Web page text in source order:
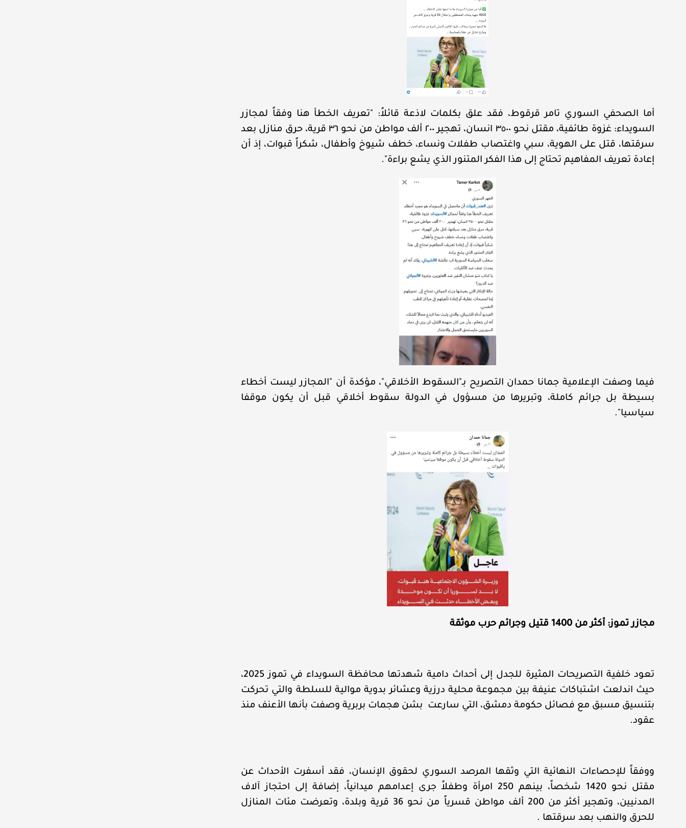
أما الصحفي السوري تامر قرقوط، فقد علق بكلمات لاذعة قائلاً: "تعريف الخطأ هنا وفقاً لمجازر
السويداء: غزوة طائفية، مقتل نحو ٣٥٠٠ انسان، تهجير ٢٠٠ ألف مواطن من نحو ٣٦ قرية، حرق منازل بعد
سرقتها، قتل على الهوية، سبي واغتصاب طفلات ونساء، خطف شيوخ وأطفال، شكراً قبوات، إذ أن
إعادة تعريف المفاهيم تحتاج إلى هذا الفكر المتنور الذي يشع براءة".
فيما وصفت الإعلامية جمانا حمدان التصريح بـ"السقوط الأخلاقي"، مؤكدة أن "المجازر ليست أخطاء
بسيطة بل جرائم كاملة، وتبريرها من مسؤول في الدولة سقوط أخلاقي قبل أن يكون موقفا
سياسيا".
مجازر تموز: أكثر من 1400 قتيل وجرائم حرب موثقة
تعود خلفية التصريحات المثيرة للجدل إلى أحداث دامية شهدتها محافظة السويداء في تموز 2025،
حيث اندلعت اشتباكات عنيفة بين مجموعة محلية درزية وعشائر بدوية موالية للسلطة والتي تحركت
بتنسيق مسبق مع فصائل حكومة دمشق، التي سارعت بشن هجمات بربرية وصفت بأنها الأعنف منذ
عقود.
ووفقاً للإحصاءات النهائية التي وثقها المرصد السوري لحقوق الإنسان، فقد أسفرت الأحداث عن
مقتل نحو 1420 شخصاً، بينهم 250 امرأة وطفلاً جرى إعدامهم ميدانياً، إضافة إلى احتجاز آلاف
المدنيين، وتهجير أكثر من 200 ألف مواطن قسرياً من نحو 36 قرية وبلدة، وتعرضت مئات المنازل
للحرق والنهب بعد سرقتها .